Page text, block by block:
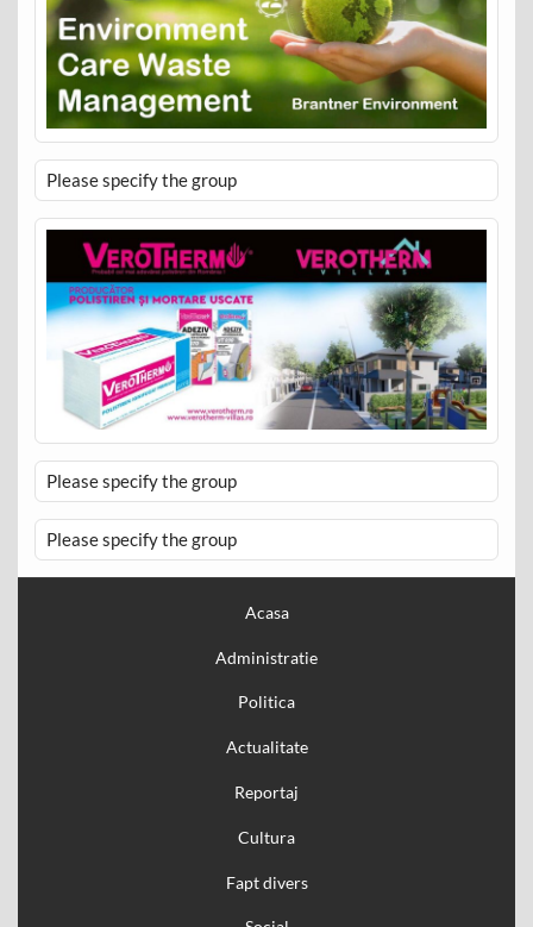
Please specify the group
Please specify the group
Please specify the group
Acasa
Administratie
Politica
Actualitate
Reportaj
Cultura
Fapt divers